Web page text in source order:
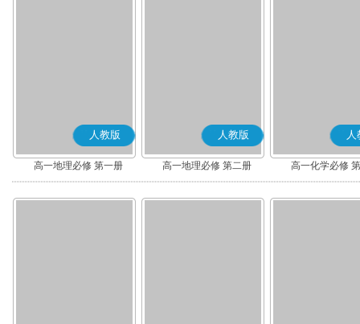
人教版
高一地理必修 第一册
人教版
高一地理必修 第二册
人
高一化学必修